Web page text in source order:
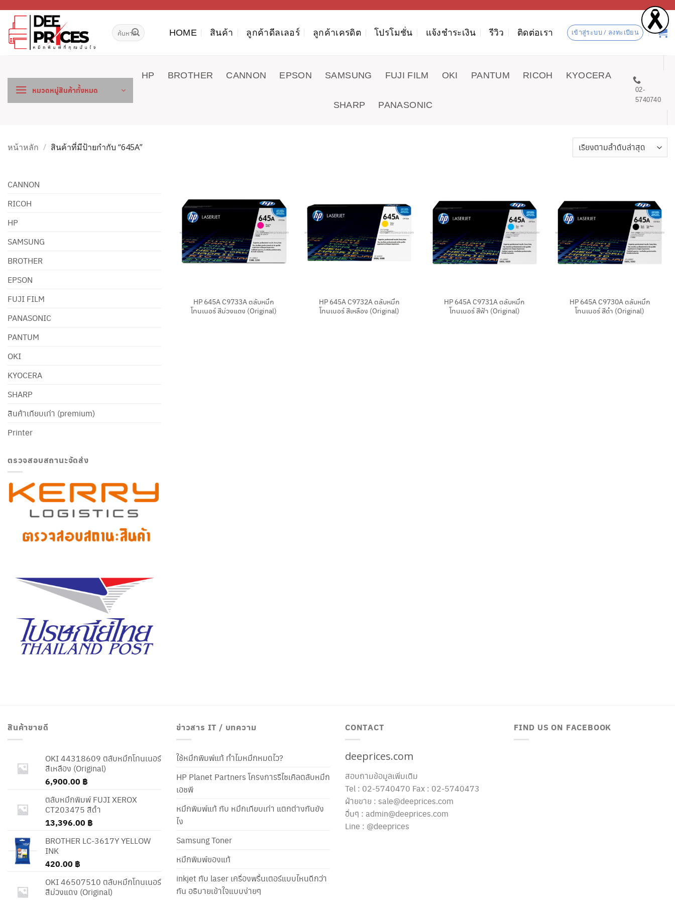
เนื้อหา
ค้นหา: HOME สินค้า ลูกค้าดีลเลอร์ ลูกค้าเครดิต โปรโมชั่น แจ้งชำระเงิน รีวิว ติดต่อเรา เข้าสู่ระบบ / ลงทะเบียน
หมวดหมู่สินค้าทั้งหมด
HP BROTHER CANNON EPSON SAMSUNG FUJI FILM OKI PANTUM RICOH KYOCERA
SHARP PANASONIC
02-
5740740
หน้าหลัก / สินค้าที่มีป้ายกำกับ “645A”
CANNON
RICOH
HP
SAMSUNG
BROTHER
EPSON
FUJI FILM
PANASONIC
PANTUM
OKI
KYOCERA
SHARP
สินค้าเทียบเท่า (premium)
Printer
ตรวจสอบสถานะจัดส่ง
HP 645A C9733A ตลับหมึก
โทนเนอร์ สีม่วงแดง (Original)
HP 645A C9732A ตลับหมึก
โทนเนอร์ สีเหลือง (Original)
HP 645A C9731A ตลับหมึก
โทนเนอร์ สีฟ้า (Original)
HP 645A C9730A ตลับหมึก
โทนเนอร์ สีดำ (Original)
สินค้าขายดี
OKI 44318609 ตลับหมึกโทนเนอร์
สีเหลือง (Original)
6,900.00 ฿
ตลับหมึกพิมพ์ FUJI XEROX
CT203475 สีดำ
13,396.00 ฿
BROTHER LC-3617Y YELLOW
INK
420.00 ฿
OKI 46507510 ตลับหมึกโทนเนอร์
สีม่วงแดง (Original)
ข่าวสาร IT / บทความ
ใช้หมึกพิมพ์แท้ ทำไมหมึกหมดไว?
HP Planet Partners โครงการรีไซเคิลตลับหมึก
เอชพี
หมึกพิมพ์แท้ กับ หมึกเทียบเท่า แตกต่างกันยัง
ไง
Samsung Toner
หมึกพิมพ์ของแท้
inkjet กับ laser เครื่องพริ้นเตอร์แบบไหนดีกว่า
กัน อธิบายเข้าใจแบบง่ายๆ
CONTACT
deeprices.com
สอบถามข้อมูลเพิ่มเติม
Tel : 02-5740470 Fax : 02-5740473
ฝ่ายขาย : sale@deeprices.com
อื่นๆ : admin@deeprices.com
Line : @deeprices
FIND US ON FACEBOOK